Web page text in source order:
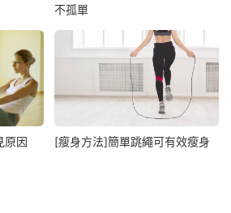
不孤單
原因 [瘦身方法]簡單跳繩可有效瘦身